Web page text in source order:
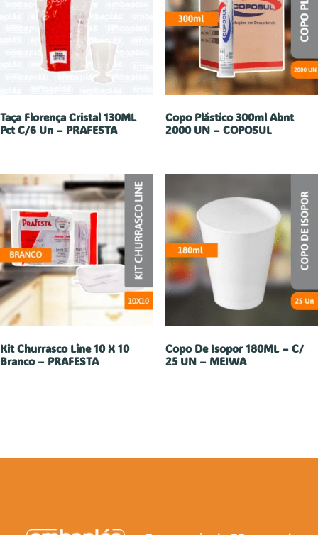
Taça Florença Cristal 130ML
Pct C/6 Un – PRAFESTA
Copo Plástico 300ml Abnt
2000 UN – COPOSUL
Kit Churrasco Line 10 X 10
Branco – PRAFESTA
Copo De Isopor 180ML – C/
25 UN – MEIWA